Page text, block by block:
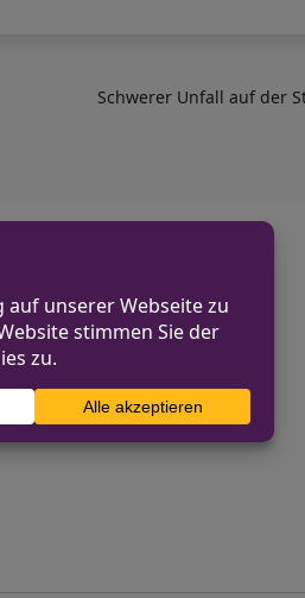
Schwerer Unfall auf der
mit!
im Vorfeld geprüft.